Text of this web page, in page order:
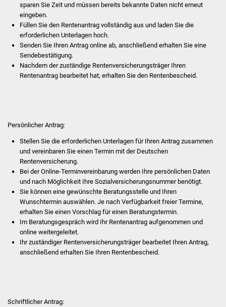
Kultur & Freizeit
Einrichtungen
Hallenbad
Stadtbücherei
Stadtarchiv
Zehntscheuer
sparen Sie Zeit und müssen bereits bekannte Daten nicht erneut
eingeben.
Füllen Sie den Rentenantrag vollständig aus und laden Sie die
erforderlichen Unterlagen hoch.
Senden Sie Ihren Antrag online ab, anschließend erhalten Sie eine
Sendebestätigung.
Nachdem der zuständige Rentenversicherungsträger Ihren
Rentenantrag bearbeitet hat, erhalten Sie den Rentenbescheid.
Persönlicher Antrag:
Stellen Sie die erforderlichen Unterlagen für Ihren Antrag zusammen
und vereinbaren Sie einen Termin mit der Deutschen
Rentenversicherung.
Bei der Online-Terminvereinbarung werden Ihre persönlichen Daten
und nach Möglichkeit Ihre Sozialversicherungsnummer benötigt.
Sie können eine gewünschte Beratungsstelle und Ihren
Wunschtermin auswählen. Je nach Verfügbarkeit freier Termine,
erhalten Sie einen Vorschlag für einen Beratungstermin.
Im Beratungsgespräch wird Ihr Rentenantrag aufgenommen und
online weitergeleitet.
Ihr zuständiger Rentenversicherungsträger bearbeitet Ihren Antrag,
anschließend erhalten Sie Ihren Rentenbescheid.
Schriftlicher Antrag: